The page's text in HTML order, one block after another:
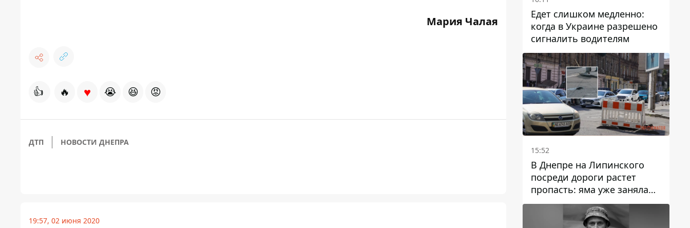
Мария Чалая
👍 🔥 ♥ 😭 😆 😡
ДТП НОВОСТИ ДНЕПРА
19:57, 02 июня 2020
Едет слишком медленно:
когда в Украине разрешено
сигналить водителям
15:52
В Днепре на Липинского
посреди дороги растет
пропасть: яма уже заняла
полосу движения